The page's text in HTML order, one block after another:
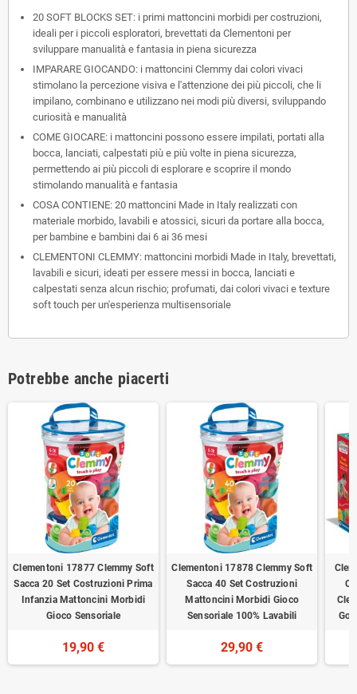
20 SOFT BLOCKS SET: i primi mattoncini morbidi per costruzioni,
ideali per i piccoli esploratori, brevettati da Clementoni per
sviluppare manualità e fantasia in piena sicurezza
IMPARARE GIOCANDO: i mattoncini Clemmy dai colori vivaci
stimolano la percezione visiva e l'attenzione dei più piccoli, che li
impilano, combinano e utilizzano nei modi più diversi, sviluppando
curiosità e manualità
COME GIOCARE: i mattoncini possono essere impilati, portati alla
bocca, lanciati, calpestati più e più volte in piena sicurezza,
permettendo ai più piccoli di esplorare e scoprire il mondo
stimolando manualità e fantasia
COSA CONTIENE: 20 mattoncini Made in Italy realizzati con
materiale morbido, lavabili e atossici, sicuri da portare alla bocca,
per bambine e bambini dai 6 ai 36 mesi
CLEMENTONI CLEMMY: mattoncini morbidi Made in Italy, brevettati,
lavabili e sicuri, ideati per essere messi in bocca, lanciati e
calpestati senza alcun rischio; profumati, dai colori vivaci e texture
soft touch per un'esperienza multisensoriale
Potrebbe anche piacerti
Clementoni 17877 Clemmy Soft
Sacca 20 Set Costruzioni Prima
Infanzia Mattoncini Morbidi
Gioco Sensoriale
19,90 €
Clementoni 17878 Clemmy Soft
Sacca 40 Set Costruzioni
Mattoncini Morbidi Gioco
Sensoriale 100% Lavabili
29,90 €